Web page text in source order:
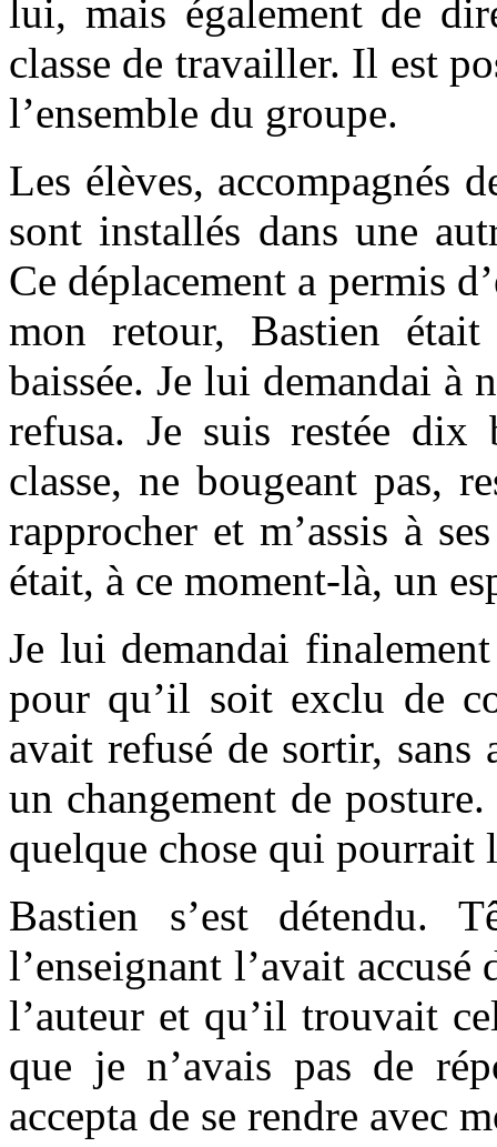
lui, mais également de
classe de travailler. Il est
l’ensemble du groupe.
Les élèves, accompagnés
sont installés dans une
Ce déplacement a permis
mon retour, Bastien
baissée. Je lui demandai à
refusa. Je suis restée dix
classe, ne bougeant pas,
rapprocher et m’assis à
était, à ce moment-là, un
Je lui demandai
pour qu’il soit exclu de
avait refusé de sortir, sans
un changement de
quelque chose qui pourrait
Bastien s’est détendu.
l’enseignant l’avait
l’auteur et qu’il trouvait
que je n’avais pas de
accepta de se rendre avec